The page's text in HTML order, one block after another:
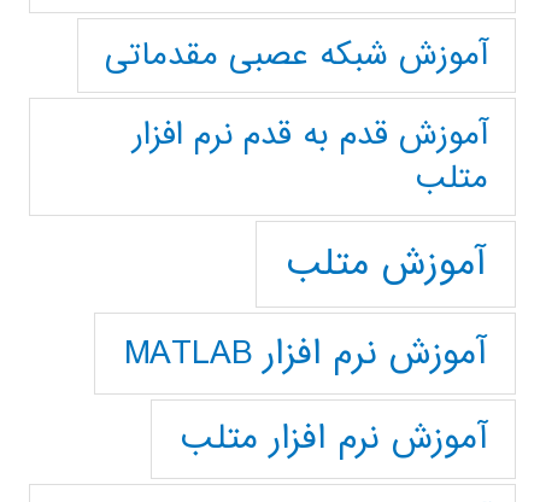
آموزش شبکه عصبی مقدماتی
آموزش قدم به قدم نرم افزار
متلب
آموزش متلب
آموزش نرم افزار MATLAB
آموزش نرم افزار متلب